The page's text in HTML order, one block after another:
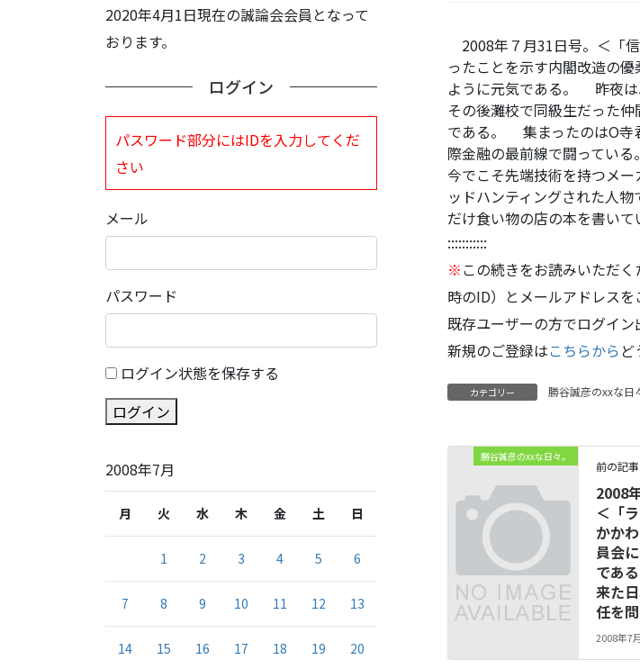
2008年７月31日号。＜「
ったことを示す内閣改造の
ように元気である。 昨夜は
その後灘校で同級生だった
である。 集まったのはO寺
際金融の最前線で闘ってい
今でこそ先端技術を持つメ
ッドハンティングされた人
だけ食い物の店の本を書い
:::::::::::
※ この続きをお読みいただ
時のID）とメールアドレスを
既存ユーザーの方でログイン
新規のご登録はこちらから ど
カテゴリー 勝谷誠彦のxxな日
勝谷誠彦のxxな日々。
前の記事
2008
＜「
かか
員会
であ
来た
任を問
2008年7
2020年4月1日現在の誠論会会員となって
おります。
ログイン
パスワード部分にはIDを入力してくだ
さい
メール
パスワード
ログイン状態を保存する
ログイン
2008年7月
月 火 水 木 金 土 日
1 2 3 4 5 6
7 8 9 10 11 12 13
14 15 16 17 18 19 20